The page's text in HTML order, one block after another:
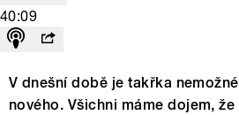
40:09
V dnešní době je takřka
nového. Všichni máme dojem, že